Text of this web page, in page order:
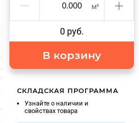
м²
0 руб.
В корзину
СКЛАДСКАЯ ПРОГРАММА
Узнайте о наличии и
свойствах товара